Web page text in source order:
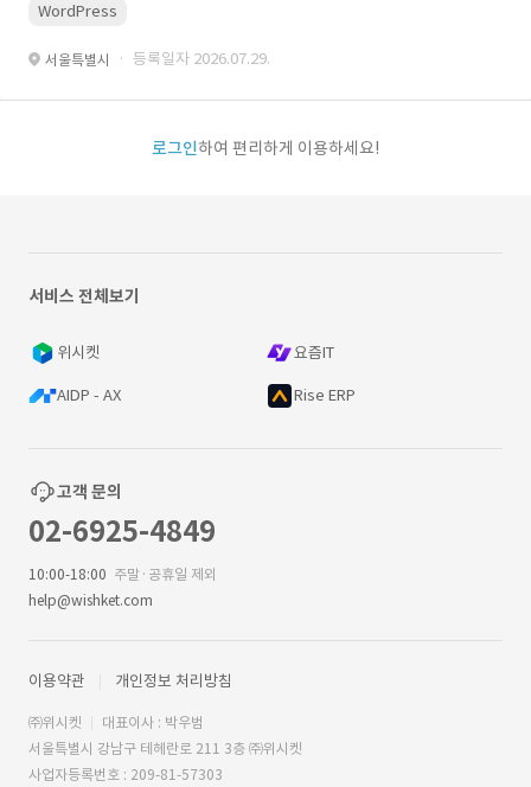
WordPress
서울특별시 · 등록일자 2026.07.29.
로그인하여 편리하게 이용하세요!
서비스 전체보기
위시켓 요즘IT
AIDP - AX Rise ERP
고객 문의
02-6925-4849
10:00-18:00 주말·공휴일 제외
help@wishket.com
이용약관 개인정보 처리방침
㈜위시켓
대표이사 : 박우범
서울특별시 강남구 테헤란로 211 3층 ㈜위시켓
사업자등록번호 : 209-81-57303